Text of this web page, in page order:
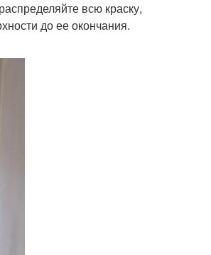
всю краску,
до ее окончания.